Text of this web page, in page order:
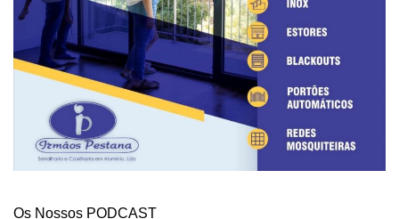
Os Nossos PODCAST